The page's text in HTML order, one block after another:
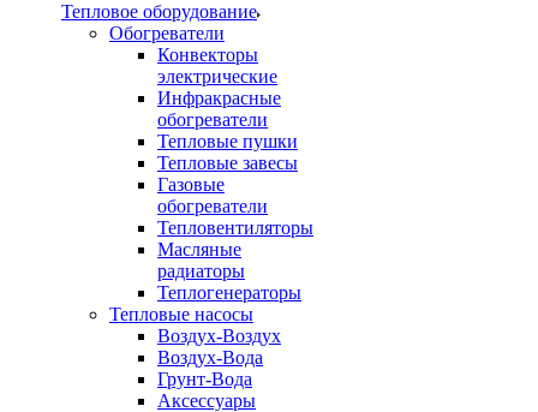
Тепловое оборудование
Обогреватели
Конвекторы
электрические
Инфракрасные
обогреватели
Тепловые пушки
Тепловые завесы
Газовые
обогреватели
Тепловентиляторы
Масляные
радиаторы
Теплогенераторы
Тепловые насосы
Воздух-Воздух
Воздух-Вода
Грунт-Вода
Аксессуары